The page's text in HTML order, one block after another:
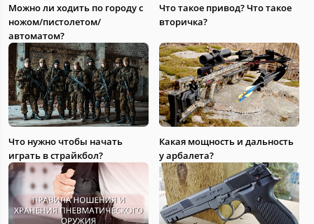
Можно ли ходить по городу с
ножом/пистолетом/
автоматом?
Что такое привод? Что такое
вторичка?
Что нужно чтобы начать
играть в страйкбол?
Какая мощность и дальность
у арбалета?